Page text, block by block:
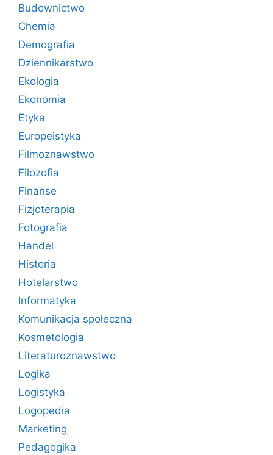
Budownictwo
Chemia
Demografia
Dziennikarstwo
Ekologia
Ekonomia
Etyka
Europeistyka
Filmoznawstwo
Filozofia
Finanse
Fizjoterapia
Fotografia
Handel
Historia
Hotelarstwo
Informatyka
Komunikacja społeczna
Kosmetologia
Literaturoznawstwo
Logika
Logistyka
Logopedia
Marketing
Pedagogika